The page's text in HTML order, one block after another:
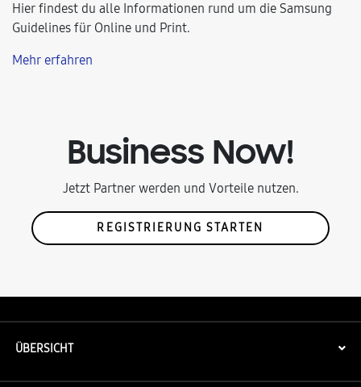
Hier findest du alle Informationen rund um die Samsung
Guidelines für Online und Print.
Mehr erfahren
Business Now!
Jetzt Partner werden und Vorteile nutzen.
REGISTRIERUNG STARTEN
ÜBERSICHT